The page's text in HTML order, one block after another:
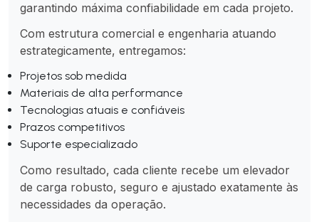
garantindo máxima confiabilidade em cada projeto.
Com estrutura comercial e engenharia atuando
estrategicamente, entregamos:
Projetos sob medida
Materiais de alta performance
Tecnologias atuais e confiáveis
Prazos competitivos
Suporte especializado
Como resultado, cada cliente recebe um elevador
de carga robusto, seguro e ajustado exatamente às
necessidades da operação.